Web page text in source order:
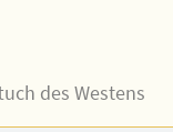
des Westens